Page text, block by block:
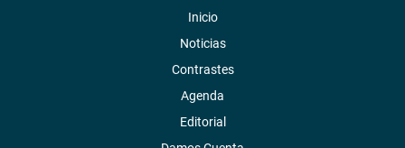
Inicio
Noticias
Contrastes
Agenda
Editorial